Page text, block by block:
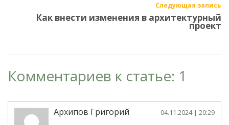
Следующая запись
Как внести изменения в архитектурный
проект
Комментариев к статье: 1
Архипов Григорий 04.11.2024 | 20:29